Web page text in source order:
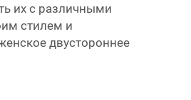
их с различными
стилем и
двустороннее